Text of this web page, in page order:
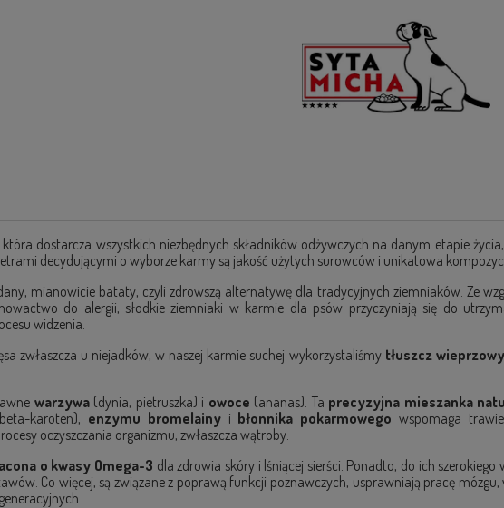
dostarcza wszystkich niezbędnych składników odżywczych na danym etapie
decydującymi o wyborze karmy są jakość użytych surowców i unikatowa
mianowicie bataty, czyli zdrowszą alternatywę dla tradycyjnych ziemniaków. Ze
do alergii, słodkie ziemniaki w karmie dla psów przyczyniają się do
widzenia.
zwłaszcza u niejadków, w naszej karmie suchej wykorzystaliśmy tłuszcz wieprzowy
warzywa(dynia, pietruszka) i owoce (ananas). Ta precyzyjna mieszanka
karoten), enzymu bromelainyi błonnika pokarmowego wspomaga
oczyszczania organizmu, zwłaszcza wątroby.
o kwasy Omega-3 dla zdrowia skóry i lśniącej sierści. Ponadto, do ich
Co więcej, są związane z poprawą funkcji poznawczych, usprawniają pracę